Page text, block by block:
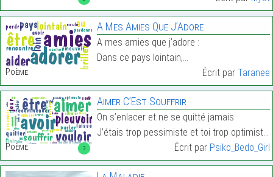
Poème:
A Mes Amies Que J’Adore
A mes amies que j’adore :
Dans ce pays lointain,…
Écrit par Taranee
3
Poème:
Aimer C’Est Souffrir
On s’enlacer et ne se quitté jamais
J’étais trop pessimiste et toi trop optimiste…
Écrit par Psiko_Bedo_Girl